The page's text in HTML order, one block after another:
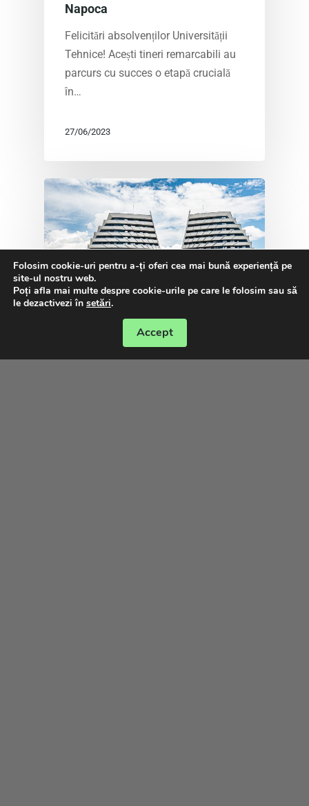
Napoca
Felicitări absolvenților Universității
Tehnice! Acești tineri remarcabili au
parcurs cu succes o etapă crucială
în…
27/06/2023
Folosim cookie-uri pentru a-ți oferi cea mai bună experiență pe
site-ul nostru web.
Poți afla mai multe despre cookie-urile pe care le folosim sau să
le dezactivezi în setări.
Accept